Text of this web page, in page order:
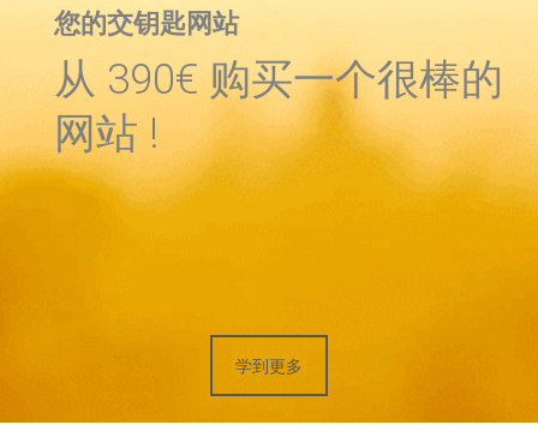
您的交钥匙网站
从 390€ 购买一个很棒的
网站 !
学到更多